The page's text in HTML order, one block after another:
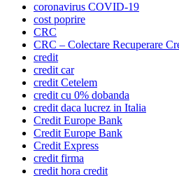
coronavirus COVID-19
cost poprire
CRC
CRC – Colectare Recuperare
credit
credit car
credit Cetelem
credit cu 0% dobanda
credit daca lucrez in Italia
Credit Europe Bank
Credit Europe Bank
Credit Express
credit firma
credit hora credit